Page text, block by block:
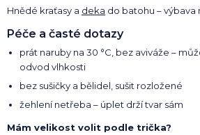
Hnědé kraťasy a deka do batohu – výbava
Péče a časté dotazy
prát naruby na 30 °C, bez aviváže –
odvod vlhkosti
bez sušičky a bělidel, sušit rozložené
žehlení netřeba – úplet drží tvar sám
Mám velikost volit podle trička?